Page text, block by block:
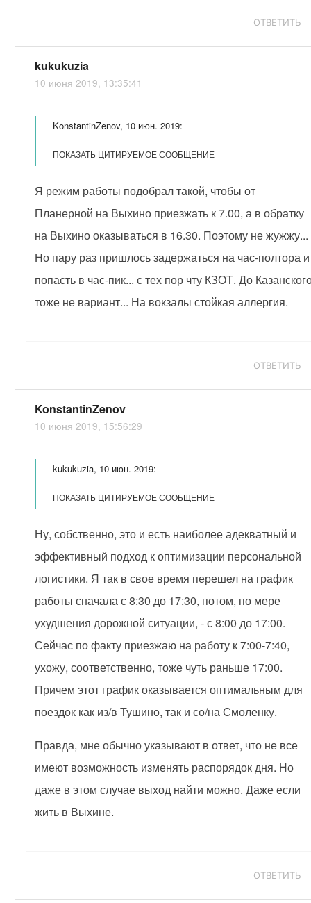
ОТВЕТИТЬ
kukukuzia
10 июня 2019, 13:35:41
KonstantinZenov, 10 июн. 2019:
ПОКАЗАТЬ ЦИТИРУЕМОЕ СООБЩЕНИЕ
Я режим работы подобрал такой, чтобы от
Планерной на Выхино приезжать к 7.00, а в обратку
на Выхино оказываться в 16.30. Поэтому не жужжу...
Но пару раз пришлось задержаться на час-полтора и
попасть в час-пик... с тех пор чту КЗОТ. До
тоже не вариант... На вокзалы стойкая аллергия.
ОТВЕТИТЬ
KonstantinZenov
10 июня 2019, 15:56:29
kukukuzia, 10 июн. 2019:
ПОКАЗАТЬ ЦИТИРУЕМОЕ СООБЩЕНИЕ
Ну, собственно, это и есть наиболее адекватный и
эффективный подход к оптимизации персональной
логистики. Я так в свое время перешел на график
работы сначала с 8:30 до 17:30, потом, по мере
ухудшения дорожной ситуации, - с 8:00 до 17:00.
Сейчас по факту приезжаю на работу к 7:00-7:40,
ухожу, соответственно, тоже чуть раньше 17:00.
Причем этот график оказывается оптимальным для
поездок как из/в Тушино, так и со/на Смоленку.
Правда, мне обычно указывают в ответ, что не все
имеют возможность изменять распорядок дня. Но
даже в этом случае выход найти можно. Даже если
жить в Выхине.
ОТВЕТИТЬ